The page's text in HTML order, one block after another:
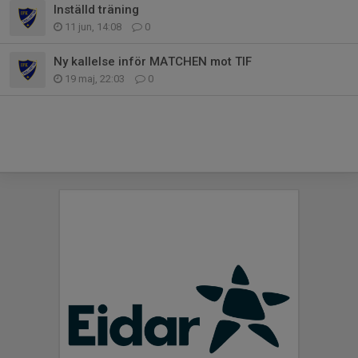
Inställd träning
11 jun, 14:08 0
Ny kallelse inför MATCHEN mot TIF
19 maj, 22:03 0